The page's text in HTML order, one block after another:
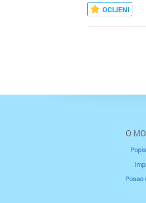
OCIJENI
O
Posao